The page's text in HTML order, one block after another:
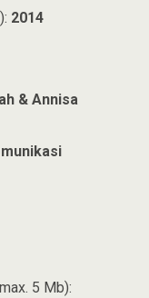
2014
& Annisa
5 Mb):